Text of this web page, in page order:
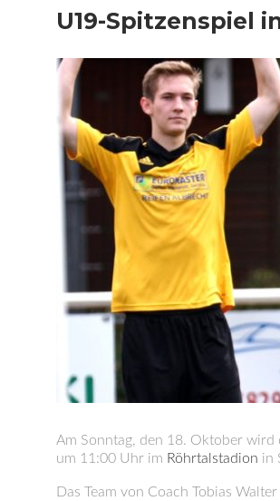
U19-Spitzenspiel
Am Sonntag, den 18. Oktober wird
um 11:00 Uhr im Röhrtalstadion in
Das Team von Coach Tobias